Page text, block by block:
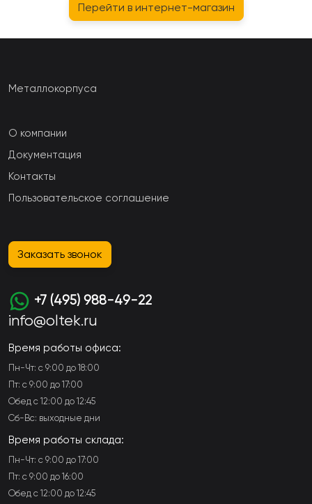
Перейти в интернет-магазин
Металлокорпуса
О компании
Документация
Контакты
Пользовательское соглашение
Заказать звонок
+7 (495) 988-49-22
info@oltek.ru
Время работы офиса:
Пн-Чт: с 9:00 до 18:00
Пт: с 9:00 до 17:00
Обед с 12:00 до 12:45
Сб-Вс: выходные дни
Время работы склада:
Пн-Чт: с 9:00 до 17:00
Пт: с 9:00 до 16:00
Обед с 12:00 до 12:45